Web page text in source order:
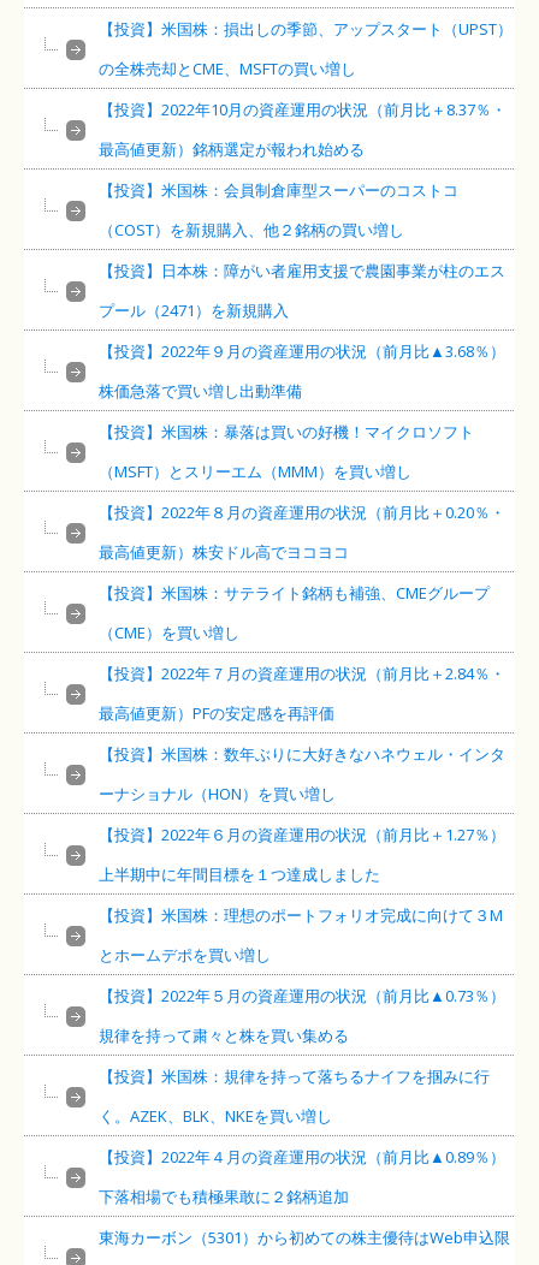
【投資】米国株：損出しの季節、アップスタート（UPST）
の全株売却とCME、MSFTの買い増し
【投資】2022年10月の資産運用の状況（前月比＋8.37％・
最高値更新）銘柄選定が報われ始める
【投資】米国株：会員制倉庫型スーパーのコストコ
（COST）を新規購入、他２銘柄の買い増し
【投資】日本株：障がい者雇用支援で農園事業が柱のエス
プール（2471）を新規購入
【投資】2022年９月の資産運用の状況（前月比▲3.68％）
株価急落で買い増し出動準備
【投資】米国株：暴落は買いの好機！マイクロソフト
（MSFT）とスリーエム（MMM）を買い増し
【投資】2022年８月の資産運用の状況（前月比＋0.20％・
最高値更新）株安ドル高でヨコヨコ
【投資】米国株：サテライト銘柄も補強、CMEグループ
（CME）を買い増し
【投資】2022年７月の資産運用の状況（前月比＋2.84％・
最高値更新）PFの安定感を再評価
【投資】米国株：数年ぶりに大好きなハネウェル・インタ
ーナショナル（HON）を買い増し
【投資】2022年６月の資産運用の状況（前月比＋1.27％）
上半期中に年間目標を１つ達成しました
【投資】米国株：理想のポートフォリオ完成に向けて３M
とホームデポを買い増し
【投資】2022年５月の資産運用の状況（前月比▲0.73％）
規律を持って粛々と株を買い集める
【投資】米国株：規律を持って落ちるナイフを掴みに行
く。AZEK、BLK、NKEを買い増し
【投資】2022年４月の資産運用の状況（前月比▲0.89％）
下落相場でも積極果敢に２銘柄追加
東海カーボン（5301）から初めての株主優待はWeb申込限